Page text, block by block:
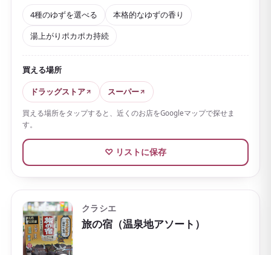
スと温泉成分が温浴効果を高めて体を芯から温め、疲
労回復や肩のこり、冷え症などにうれしい医薬部外品
で、湯上がり後もポカポカ感が続きます。
葛根や生姜由来の保湿成分も配合されています。1錠ず
つの個包装で軽くかさばらず
を楽しめるので、アメニティやちょっとしたお土産に
もおすすめ。
ドラッグストアで手頃に買えるのもうれしいところで
す。
4種のゆずを選べる
本格的なゆずの香り
湯上がりポカポカ持続
買える場所
ドラッグストア
スーパー
買える場所をタップすると、近くのお店をGoogleマップで探せま
す。
♡ リストに保存
クラシエ
旅の宿（温泉地アソート）